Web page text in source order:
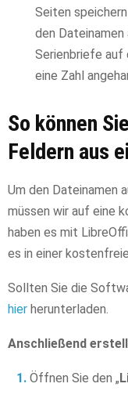
Seiten
den Dateinamen
Serienbriefe auf
eine Zahl
So können
Feldern aus
Um den Dateinamen
müssen wir auf eine
haben es mit
es in einer
Sollten Sie die
hier herunterladen.
Anschließend
Öffnen Sie den „